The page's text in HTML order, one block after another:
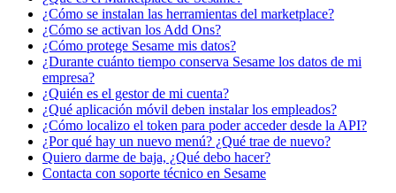
¿Cómo se instalan las herramientas del marketplace?
¿Cómo se activan los Add Ons?
¿Cómo protege Sesame mis datos?
¿Durante cuánto tiempo conserva Sesame los datos de mi
empresa?
¿Quién es el gestor de mi cuenta?
¿Qué aplicación móvil deben instalar los empleados?
¿Cómo localizo el token para poder acceder desde la API?
¿Por qué hay un nuevo menú? ¿Qué trae de nuevo?
Quiero darme de baja, ¿Qué debo hacer?
Contacta con soporte técnico en Sesame